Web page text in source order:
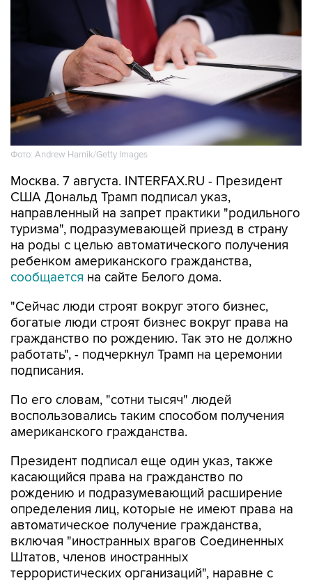
Фото: Andrew Harnik/Getty Images
Москва. 7 августа. INTERFAX.RU - Президент
США Дональд Трамп подписал указ,
направленный на запрет практики "родильного
туризма", подразумевающей приезд в страну
на роды с целью автоматического получения
ребенком американского гражданства,
сообщается на сайте Белого дома.
"Сейчас люди строят вокруг этого бизнес,
богатые люди строят бизнес вокруг права на
гражданство по рождению. Так это не должно
работать", - подчеркнул Трамп на церемонии
подписания.
По его словам, "сотни тысяч" людей
воспользовались таким способом получения
американского гражданства.
Президент подписал еще один указ, также
касающийся права на гражданство по
рождению и подразумевающий расширение
определения лиц, которые не имеют права на
автоматическое получение гражданства,
включая "иностранных врагов Соединенных
Штатов, членов иностранных
террористических организаций", наравне с